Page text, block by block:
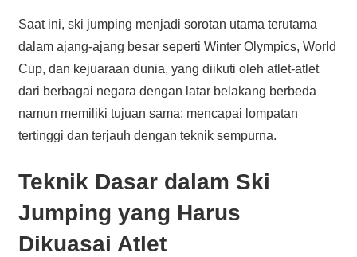
Saat ini, ski jumping menjadi sorotan utama terutama
dalam ajang-ajang besar seperti Winter Olympics, World
Cup, dan kejuaraan dunia, yang diikuti oleh atlet-atlet
dari berbagai negara dengan latar belakang berbeda
namun memiliki tujuan sama: mencapai lompatan
tertinggi dan terjauh dengan teknik sempurna.
Teknik Dasar dalam Ski
Jumping yang Harus
Dikuasai Atlet